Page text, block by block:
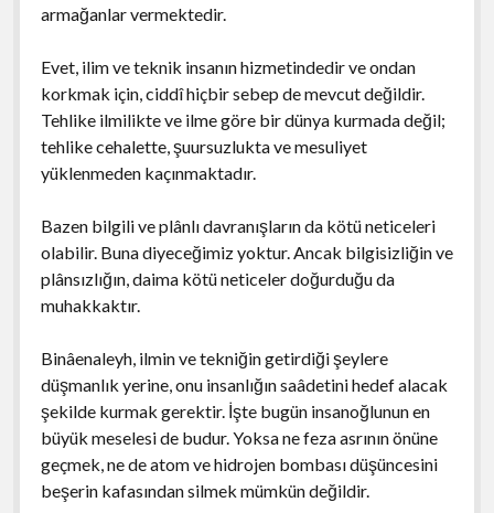
armağanlar vermektedir.
Evet, ilim ve teknik insanın hizmetindedir ve ondan
korkmak için, ciddî hiçbir sebep de mevcut değildir.
Tehlike ilmilikte ve ilme göre bir dünya kurmada değil;
tehlike cehalette, şuursuzlukta ve mesuliyet
yüklenmeden kaçınmaktadır.
Bazen bilgili ve plânlı davranışların da kötü neticeleri
olabilir. Buna diyeceğimiz yoktur. Ancak bilgisizliğin ve
plânsızlığın, daima kötü neticeler doğurduğu da
muhakkaktır.
Binâenaleyh, ilmin ve tekniğin getirdiği şeylere
düşmanlık yerine, onu insanlığın saâdetini hedef alacak
şekilde kurmak gerektir. İşte bugün insanoğlunun en
büyük meselesi de budur. Yoksa ne feza asrının önüne
geçmek, ne de atom ve hidrojen bombası düşüncesini
beşerin kafasından silmek mümkün değildir.